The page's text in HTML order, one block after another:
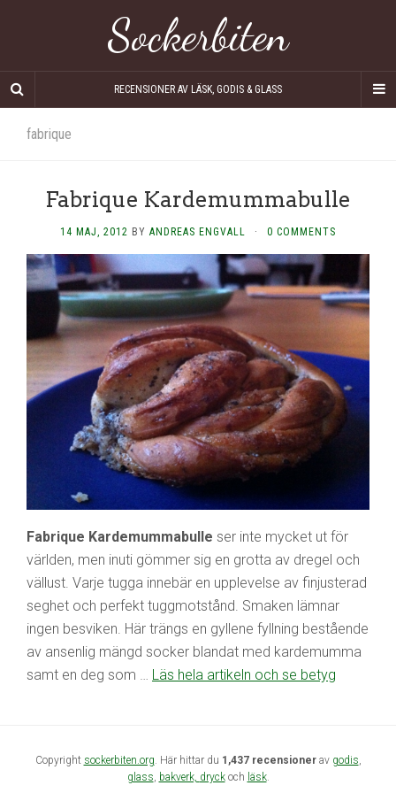
Sockerbiten
RECENSIONER AV LÄSK, GODIS & GLASS
fabrique
Fabrique Kardemummabulle
14 MAJ, 2012 BY ANDREAS ENGVALL · 0 COMMENTS
Fabrique Kardemummabulle ser inte mycket ut för
världen, men inuti gömmer sig en grotta av dregel och
vällust. Varje tugga innebär en upplevelse av finjusterad
seghet och perfekt tuggmotstånd. Smaken lämnar
ingen besviken. Här trängs en gyllene fyllning bestående
av ansenlig mängd socker blandat med kardemumma
samt en deg som … Läs hela artikeln och se betyg
Copyright sockerbiten.org. Här hittar du 1,437 recensionerav godis,
glass, bakverk, dryckoch läsk.